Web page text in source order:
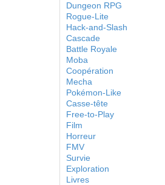
Dungeon RPG
Rogue-Lite
Hack-and-Slash
Cascade
Battle Royale
Moba
Coopération
Mecha
Pokémon-Like
Casse-tête
Free-to-Play
Film
Horreur
FMV
Survie
Exploration
Livres